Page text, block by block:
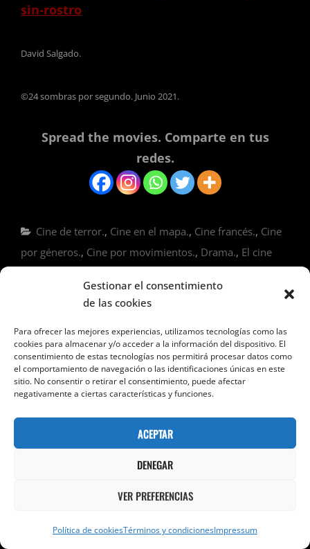
Gestionar el consentimiento
de las cookies
Para ofrecer las mejores experiencias, utilizamos tecnologías como las
cookies para almacenar y/o acceder a la información del dispositivo. El
consentimiento de estas tecnologías nos permitirá procesar datos como
el comportamiento de navegación o las identificaciones únicas en este
sitio. No consentir o retirar el consentimiento, puede afectar
negativamente a ciertas características y funciones.
ACEPTAR
DENEGAR
VER PREFERENCIAS
Política de cookiesTérminos y condicionesImpressum
sin-rostro
David Salgado.
©24 sombras por segundo. Junio 2021.
Spread the movies. Comparte en tus
redes.
Categorías
Cine de terror., Cine en el mapa., Cine francés., Cine
por géneros., Cine por movimientos., Drama., El cine
Navegación
de
entradas
Entrada
ENTRADA ANTERIOR
siguiente
A BORDO DEL ALICE BLAKE.
Deja una respuesta